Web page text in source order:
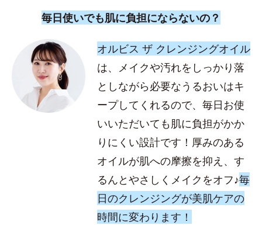
毎日使いでも肌に負担にならないの？
オルビス ザ クレンジングオイル
は、メイクや汚れをしっかり落
としながら必要なうるおいはキ
ープしてくれるので、毎日お使
いいただいても肌に負担がかか
りにくい設計です！厚みのある
オイルが肌への摩擦を抑え、す
るんとやさしくメイクをオフ♪毎
日のクレンジングが美肌ケアの
時間に変わります！